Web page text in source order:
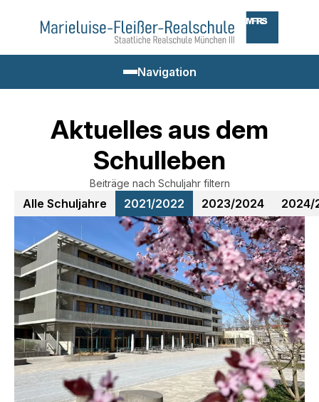
Marieluise-
Fleißer-
Realschule
Navigation
einblenden
Navigation
Suchbegriff
Drücken
Suchen
Unsere Schule
Schulleben
Beratung
Für Eltern & Schüler
MFRS Schulmanager
Aktuelles aus dem
Schulleben
Beiträge nach Schuljahr filtern
Alle Schuljahre 2021/2022 2023/2024 2024/